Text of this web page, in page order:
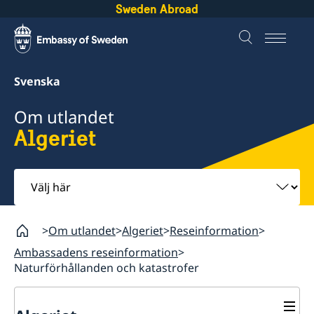
Sweden Abroad
Svenska
Om utlandet
Algeriet
Välj
här
Om utlandet Algeriet Reseinformation
Ambassadens reseinformation
Naturförhållanden och katastrofer